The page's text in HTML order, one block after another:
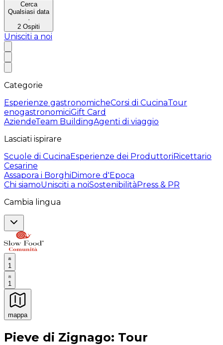
Cerca
Qualsiasi data
·
2 Ospiti
Unisciti a noi
Categorie
Esperienze gastronomicheCorsi di CucinaTour
enogastronomiciGift Card
AziendeTeam BuildingAgenti di viaggio
Lasciati ispirare
Scuole di CucinaEsperienze dei ProduttoriRicettario
Cesarine
Assapora i BorghiDimore d'Epoca
Chi siamoUnisciti a noiSostenibilitàPress & PR
Cambia lingua
1
1
mappa
Esperienze culinarie indimenticabili: Esperienze
Pieve di Zignago: Tour